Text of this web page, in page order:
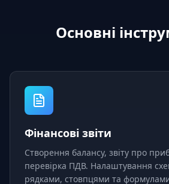
Основні
Фінансові звіти
Створення балансу, звіту про
перевірка ПДВ. Налаштування
рядками, стовпцями та